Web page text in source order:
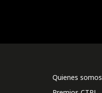
Quienes somos